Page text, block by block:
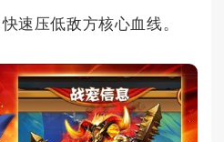
速压低敌方核心血线。